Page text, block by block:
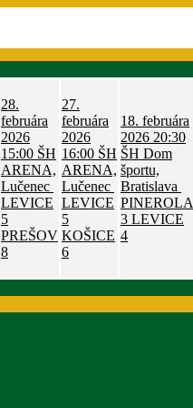
28.
februára
2026
15:00 ŠH
ARENA,
Lučenec
LEVICE
5
PREŠOV
8
27.
februára
2026
16:00 ŠH
ARENA,
Lučenec
LEVICE
5
KOŠICE
6
18. februára
2026 20:30
ŠH Dom
športu,
Bratislava
PINEROLA
3 LEVICE
4